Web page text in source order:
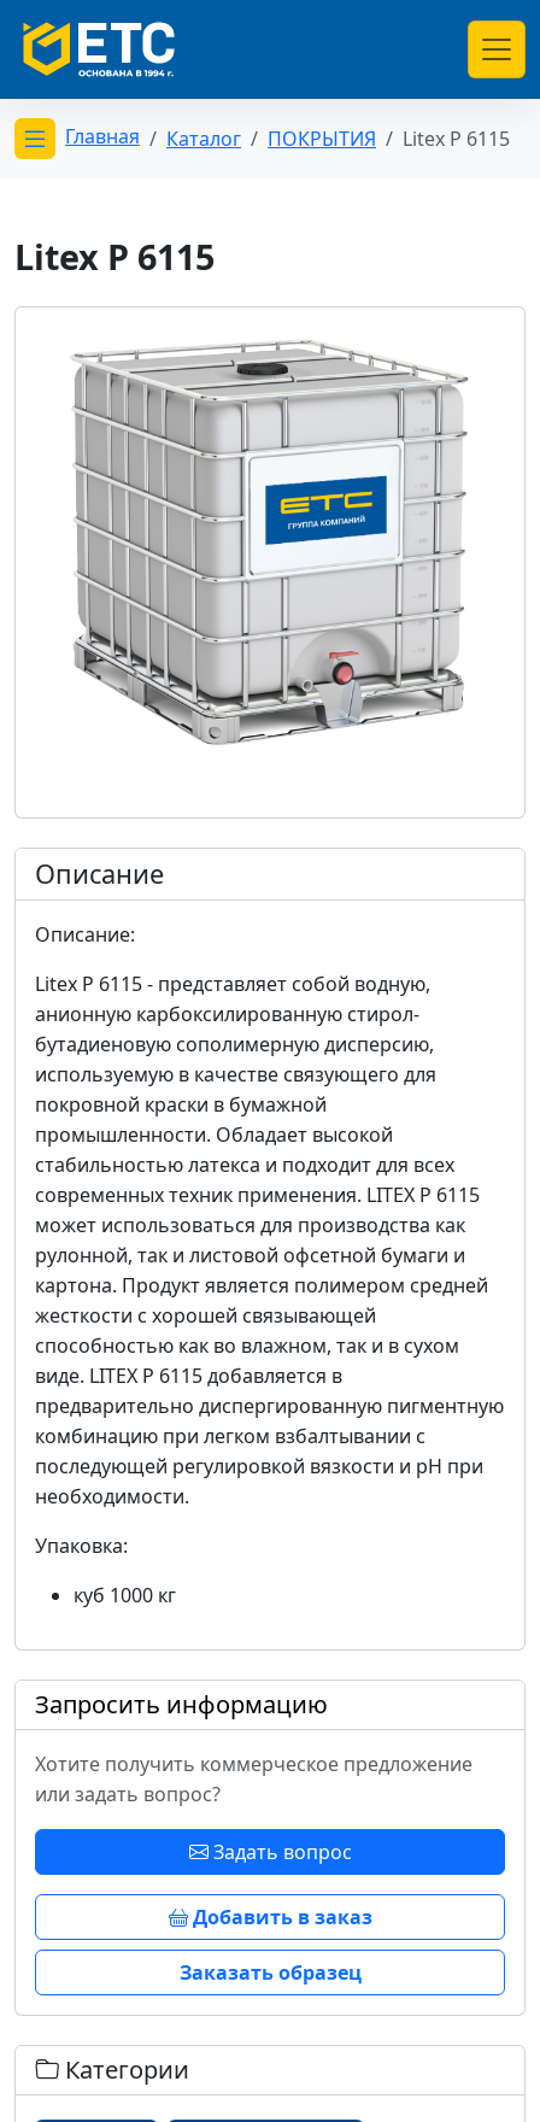
Открыть меню категорий
Главная Каталог ПОКРЫТИЯ Litex P 6115
Litex P 6115
Описание
Описание:
Litex P 6115 - представляет собой водную,
анионную карбоксилированную стирол-
бутадиеновую сополимерную дисперсию,
используемую в качестве связующего для
покровной краски в бумажной
промышленности. Обладает высокой
стабильностью латекса и подходит для всех
современных техник применения. LITEX P 6115
может использоваться для производства как
рулонной, так и листовой офсетной бумаги и
картона. Продукт является полимером средней
жесткости с хорошей связывающей
способностью как во влажном, так и в сухом
виде. LITEX P 6115 добавляется в
предварительно диспергированную пигментную
комбинацию при легком взбалтывании с
последующей регулировкой вязкости и pH при
необходимости.
Упаковка:
куб 1000 кг
Запросить информацию
Хотите получить коммерческое предложение
или задать вопрос?
Задать вопрос
Добавить в заказ
Заказать образец
Категории